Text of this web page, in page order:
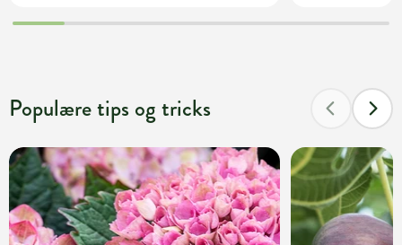
Populære tips og tricks